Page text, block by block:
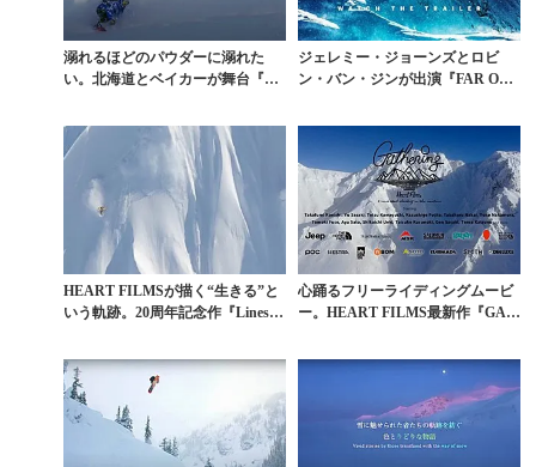
溺れるほどのパウダーに溺れた
い。北海道とベイカーが舞台『NO
ジェレミー・ジョーンズとロビ
ン・バン・ジンが出演『FAR OU
HEART FILMSが描く“生きる”と
いう軌跡。20周年記念作『Lines
心踊るフリーライディングムービ
ー。HEART FILMS最新作『GAT